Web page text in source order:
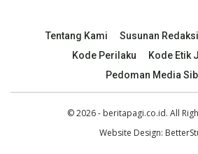
Tentang Kami Susunan Redaksi
Kode Perilaku
Kode Etik
Pedoman Media
© 2026 - beritapagi.co.id. All
Website Design: